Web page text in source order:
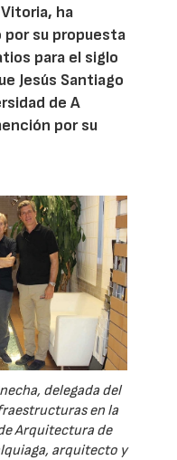
ha
su propuesta
para el siglo
Jesús Santiago
de A
por su
delegada del
en la
Arquitectura de
arquitecto y